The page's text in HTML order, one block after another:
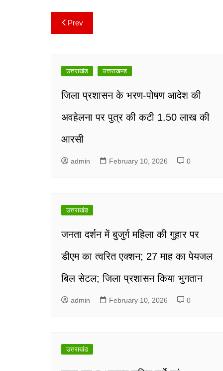
Post
navigation
Prev
उत्तराखंड उत्तराखण्ड
जिला प्रशासन के भरण-पोषण आदेश की
अवहेलना पर पुत्र की कटी 1.50 लाख की
आरसी
admin February 10, 2026 0
उत्तराखंड
जनता दर्शन में बुजुर्ग महिला की गुहार पर
डीएम का त्वरित एक्शन; 27 माह का पेयजल
बिल सेटल; जिला प्रशासन किया भुगतान
admin February 10, 2026 0
उत्तराखंड